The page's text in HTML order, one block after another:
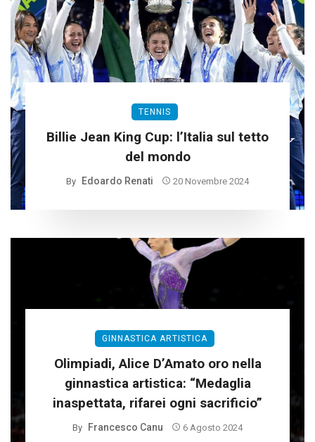
TENNIS
Billie Jean King Cup: l’Italia sul tetto
del mondo
By Edoardo Renati 20 Novembre 2024
GINNASTICA ARTISTICA
Olimpiadi, Alice D’Amato oro nella
ginnastica artistica: “Medaglia
inaspettata, rifarei ogni sacrificio”
By Francesco Canu 6 Agosto 2024